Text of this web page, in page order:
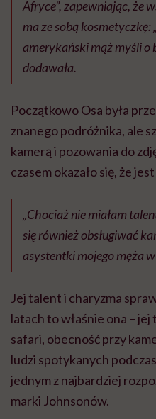
Afryce”, zapewniając, że
ma ze sobą kosmetyczkę:
amerykański mąż myśli o
dodawała.
Początkowo Osa była
znanego podróżnika, ale
kamerą i pozowania do
czasem okazało się, że
„Chociaż nie miałam
się również obsługiwać
asystentki mojego męża
Jej talent i charyzma
latach to właśnie ona –
safari, obecność przy
ludzi spotykanych
jednym z najbardziej
marki Johnsonów.